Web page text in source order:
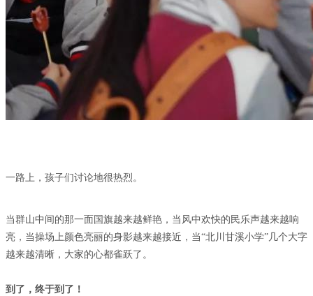
一路上，孩子们讨论地很热烈。
当群山中间的那一面国旗越来越鲜艳，当风中欢快的民乐声越来越响
亮，当操场上颜色亮丽的身影越来越接近，当“北川甘溪小学”几个大字
越来越清晰，大家的心都雀跃了。
到了，终于到了！